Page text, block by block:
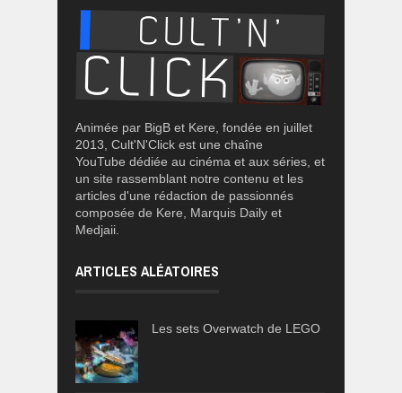
Animée par BigB et Kere, fondée en juillet
2013, Cult'N'Click est une chaîne
YouTube dédiée au cinéma et aux séries, et
un site rassemblant notre contenu et les
articles d'une rédaction de passionnés
composée de Kere, Marquis Daily et
Medjaii.
ARTICLES ALÉATOIRES
Les sets Overwatch de LEGO